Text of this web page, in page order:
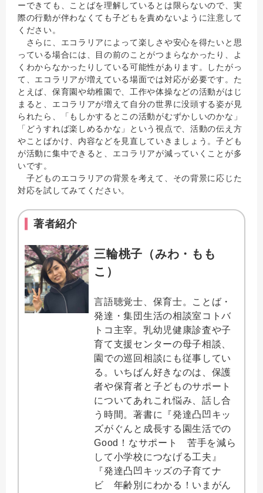
ーできても、ことばを理解しているとは限らないので、実
際の行動が伴わなくても子どもを責めないように注意して
ください。
さらに、エコラリアによって楽しさや安心を得たいと思
っている場合には、目の前のことがつまらなかったり、よ
くわからなかったりしている可能性があります。したがっ
て、エコラリアが増えている場面では対応が必要です。た
とえば、保育園や幼稚園で、工作や体操などの活動がはじ
まると、エコラリアが増えて自分の世界に没頭する姿が見
られたら、「もしかするとこの活動がむずかしいのかな」
「どうすれば楽しめるかな」という視点で、活動の伝え方
やことばかけ、内容などを見直していきましょう。子ども
が活動に集中できると、エコラリアが減っていくことが多
いです。
子どものエコラリアの背景を考えて、その背景に応じた
対応を試してみてください。
著者紹介
三輪桃子（みわ・もも
こ）
言語聴覚士、保育士。ことば・
発達・集団生活の相談室コトバ
トコ主宰。乳幼児健康診査や子
育て支援センターの母子相談、
園での巡回相談にも従事してい
る。いちばん好きなのは、保護
者や保育者と子どものサポート
についてあれこれ悩み、話し合
う時間。著書に『発達凸凹キッ
ズがぐんと成長する園生活での
Good！なサポート 苦手を減ら
して小学校につなげる工夫』
『発達凸凹キッズの子育てナ
ビ 年齢別にわかる！いまがん